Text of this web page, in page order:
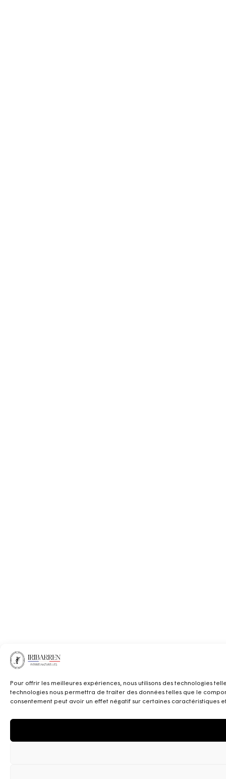
Pour offrir les meilleures expériences, nous utilisons des technologies
technologies nous permettra de traiter des données telles que le
consentement peut avoir un effet négatif sur certaines caractéristiques